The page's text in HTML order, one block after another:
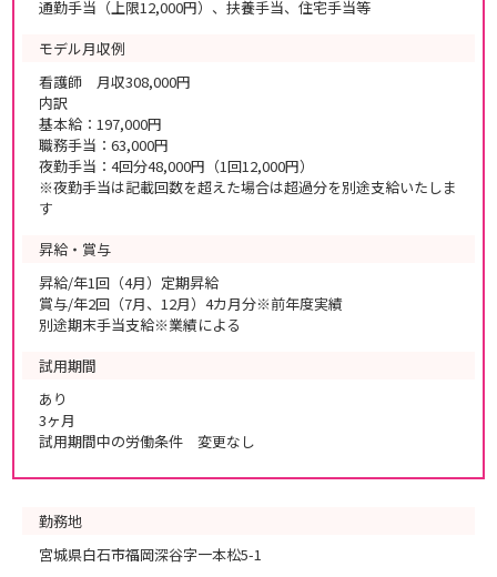
通勤手当（上限12,000円）、扶養手当、住宅手当等
モデル月収例
看護師 月収308,000円
内訳
基本給：197,000円
職務手当：63,000円
夜勤手当：4回分48,000円（1回12,000円）
※夜勤手当は記載回数を超えた場合は超過分を別途支給いたしま
す
昇給・賞与
昇給/年1回（4月）定期昇給
賞与/年2回（7月、12月）4カ月分※前年度実績
別途期末手当支給※業績による
試用期間
あり
3ヶ月
試用期間中の労働条件 変更なし
勤務地
宮城県白石市福岡深谷字一本松5-1